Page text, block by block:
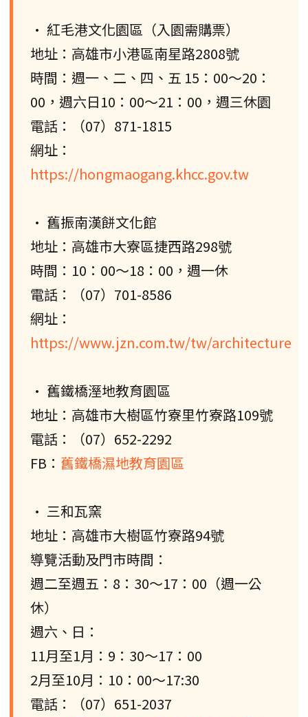
• 紅毛港文化園區（入園需購票）
地址：高雄市小港區南星路2808號
時間：週一、二、四、五 15：00〜20：
00，週六日10：00～21：00，週三休園
電話：（07）871-1815
網址：
https://hongmaogang.khcc.gov.tw
• 舊振南漢餅文化館
地址：高雄市大寮區捷西路298號
時間：10：00〜18：00，週一休
電話：（07）701-8586
網址：
https://www.jzn.com.tw/tw/architecture
• 舊鐵橋溼地教育園區
地址：高雄市大樹區竹寮里竹寮路109號
電話：（07）652-2292
FB： 舊鐵橋濕地教育園區
• 三和瓦窯
地址：高雄市大樹區竹寮路94號
導覽活動及門市時間：
週二至週五：8：30〜17：00（週一公
休）
週六、日：
11月至1月：9：30〜17：00
2月至10月：10：00〜17:30
電話：（07）651-2037